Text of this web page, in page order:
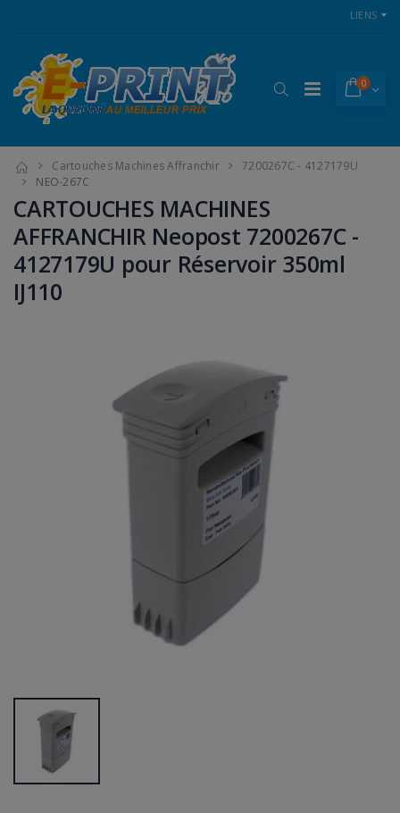
LIENS
0
Cartouches Machines Affranchir
7200267C - 4127179U
NEO-267C
CARTOUCHES MACHINES
AFFRANCHIR Neopost 7200267C -
4127179U pour Réservoir 350ml
IJ110